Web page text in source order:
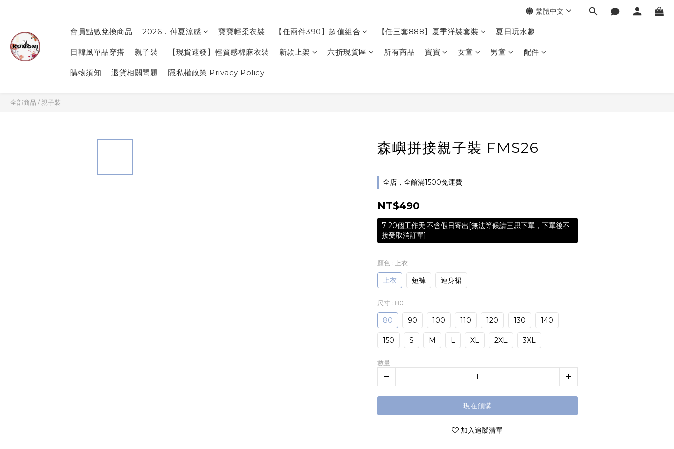
會員點數兌換商品 2026．仲夏涼感 寶寶輕柔衣裝 【任兩件390】超值組合 【任三套888】夏季洋裝套裝 夏日玩水趣
日韓風單品穿搭 親子裝 【現貨速發】輕質感棉麻衣裝 新款上架 六折現貨區 所有商品 寶寶 女童 男童 配件
購物須知 退貨相關問題 隱私權政策 Privacy Policy
繁體中文
全部商品 /親子裝
森嶼拼接親子裝 FMS26
全店，全館滿1500免運費
NT$490
7-20個工作天.不含假日寄出[無法等候請三思下單，下單後不
接受取消訂單]
顏色 : 上衣
上衣 短褲 連身裙
尺寸 : 80
80 90 100 110 120 130 140
150 S M L XL 2XL 3XL
數量
現在預購
加入追蹤清單